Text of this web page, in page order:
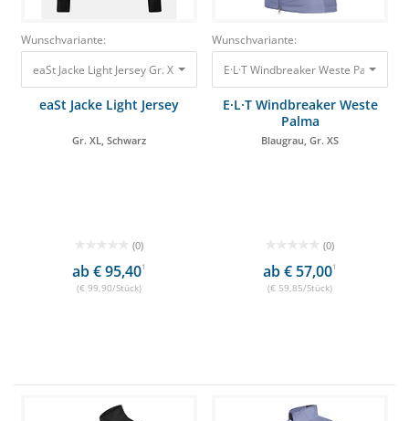
Wunschvariante:
eaSt Jacke Light Jersey Gr. XL, Schwarz 99,90 €
eaSt Jacke Light Jersey
Gr. XL, Schwarz
(0)
ab € 95,401
(€ 99,90/Stück)
Wunschvariante:
E·L·T Windbreaker Weste Palma
E·L·T Windbreaker Weste
Palma
Blaugrau, Gr. XS
(0)
ab € 57,001
(€ 59,85/Stück)